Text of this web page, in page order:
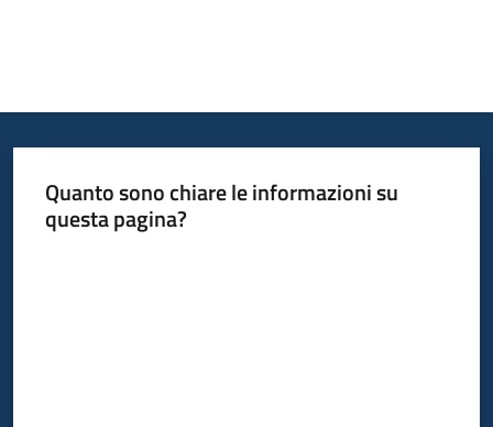
Quanto sono chiare le informazioni su
questa pagina?